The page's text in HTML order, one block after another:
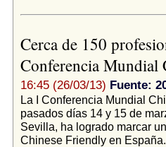
Cerca de 150
Conferencia Mundial
16:45 (26/03/13) Fuente:
La I Conferencia Mundial
pasados días 14 y 15 de
Sevilla, ha logrado marcar
Chinese Friendly en